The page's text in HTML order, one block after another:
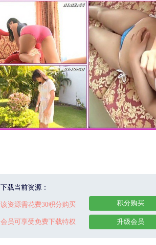
下载当前资源：
该资源需花费30积分购买
会员可享受免费下载特权
积分购买
升级会员